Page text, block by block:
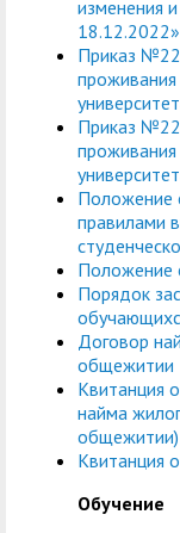
изменения
18.12.2022»
Приказ
Приказ
Положение
правилами
Положение
Порядок
Договор
общежитии
Квитанция
найма
общежитии)
Квитанция
Обучение